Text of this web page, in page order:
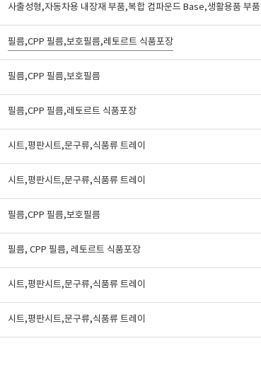
사출성형,자동차용 내장재 부품,복합 컴파운드 Base,생활용품 부품
필름,CPP 필름,보호필름,레토르트 식품포장
필름,CPP 필름,보호필름
필름,CPP 필름,레토르트 식품포장
시트,평판시트,문구류,식품류 트레이
시트,평판시트,문구류,식품류 트레이
필름,CPP 필름,보호필름
필름, CPP 필름, 레토르트 식품포장
시트,평판시트,문구류,식품류 트레이
시트,평판시트,문구류,식품류 트레이